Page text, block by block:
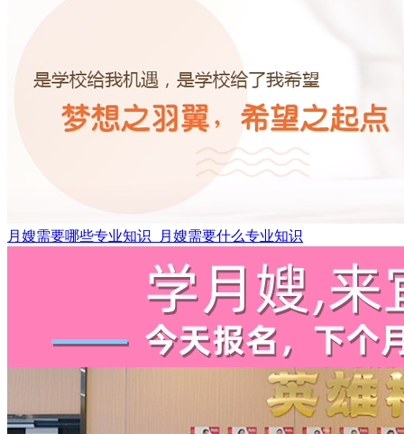
月嫂需要哪些专业知识_月嫂需要什么专业知识